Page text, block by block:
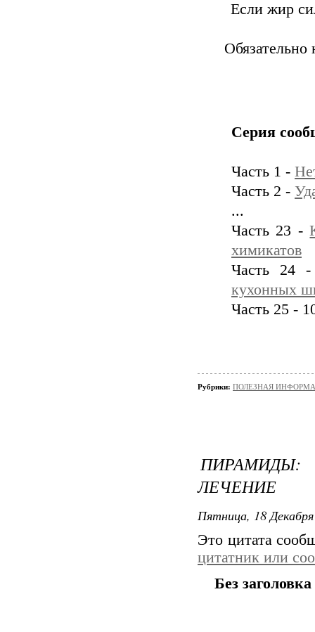
Если жир
Обязательно
Серия
Часть 1 -
Часть 2 -
...
Часть 23 -
химикатов
Часть 24
кухонных
Часть 25 -
Рубрики: ПОЛЕЗНАЯ
ПИРАМИДЫ:
ЛЕЧЕНИЕ
Пятница, 18
Это цитата
цитатник или
Без заголовка